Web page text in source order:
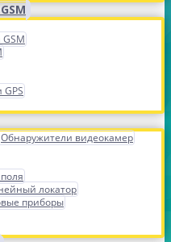
Обнаружители видеокамер
локатор
приборы